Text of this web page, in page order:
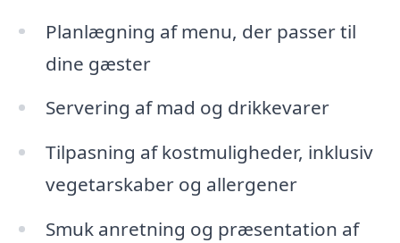
Planlægning af menu, der passer til
dine gæster
Servering af mad og drikkevarer
Tilpasning af kostmuligheder, inklusiv
vegetarskaber og allergener
Smuk anretning og præsentation af